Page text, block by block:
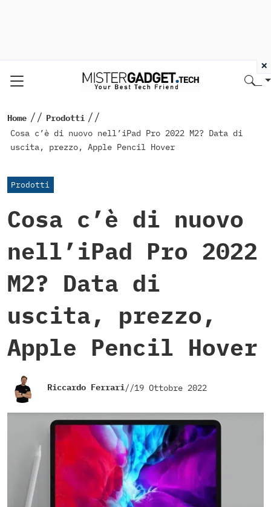
Home // Prodotti //
Cosa c’è di nuovo nell’iPad Pro 2022 M2? Data di
uscita, prezzo, Apple Pencil Hover
Prodotti
Cosa c’è di nuovo
nell’iPad Pro 2022
M2? Data di
uscita, prezzo,
Apple Pencil Hover
Riccardo Ferrari//19 Ottobre 2022
×